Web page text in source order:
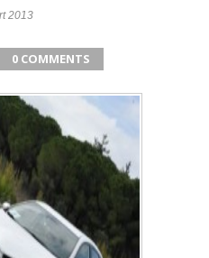
2013
0 COMMENTS